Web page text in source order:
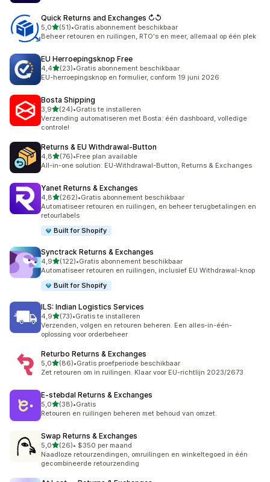
Quick Returns and Exchanges ↻↺
5,0van 5 sterren
(51)
51 recensies in totaal
•Gratis abonnement beschikbaar
Beheer retouren en ruilingen, RTO's en meer, allemaal op één plek
EU Herroepingsknop Free
4,4van 5 sterren
(23)
23 recensies in totaal
•Gratis abonnement beschikbaar
EU-herroepingsknop en formulier, conform 19 juni 2026
Bosta Shipping
3,9van 5 sterren
(24)
24 recensies in totaal
•Gratis te installeren
Verzending automatiseren met Bosta: één dashboard, volledige
controle!
Returns & EU Withdrawal‑Button
4,8van 5 sterren
(76)
76 recensies in totaal
•Free plan available
All-in-one solution: EU-Withdrawal-Button, Returns & Exchanges
Yanet Returns & Exchanges
4,8van 5 sterren
(262)
262 recensies in totaal
•Gratis abonnement beschikbaar
Automatiseer retouren en ruilingen, en beheer terugbetalingen en
retourlabels
Built for Shopify
Synctrack Returns & Exchanges
4,9van 5 sterren
(122)
122 recensies in totaal
•Gratis abonnement beschikbaar
Automatiseer retouren en ruilingen, inclusief EU Withdrawal-knop
Built for Shopify
ILS: Indian Logistics Services
4,9van 5 sterren
(73)
73 recensies in totaal
•Gratis te installeren
Verzenden, volgen en retouren beheren. Een alles-in-één-
oplossing voor orderbeheer
Returbo Returns & Exchanges
5,0van 5 sterren
(86)
86 recensies in totaal
•Gratis proefperiode beschikbaar
Zet retouren om in ruilingen. Klaar voor EU-richtlijn 2023/2673
E‑stebdal Returns & Exchanges
5,0van 5 sterren
(38)
38 recensies in totaal
•Gratis
Retouren en ruilingen beheren met behoud van omzet.
Swap Returns & Exchanges
5,0van 5 sterren
(26)
26 recensies in totaal
• $350 per maand
Naadloze retourzendingen, omruilingen en winkeltegoed in één
gecombineerde retourzending